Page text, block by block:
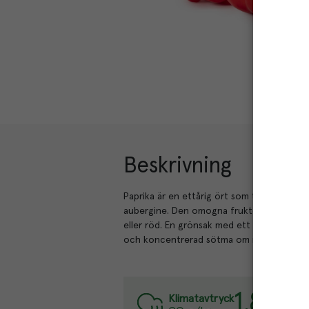
Beskrivning
Paprika är en ettårig ört som tillhör
aubergine. Den omogna frukten är oftast
eller röd. En grönsak med ett flertal
och koncentrerad sötma om man rostar
Klimatavtryck